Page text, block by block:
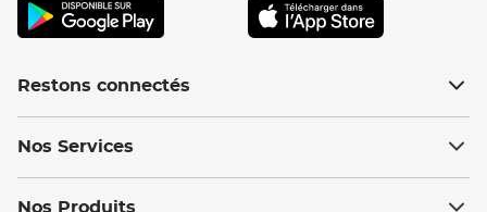
Restons connectés
Nos Services
Nos Produits